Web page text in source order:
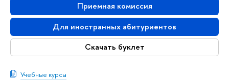
Приемная комиссия
Для иностранных абитуриентов
Скачать буклет
Учебные курсы